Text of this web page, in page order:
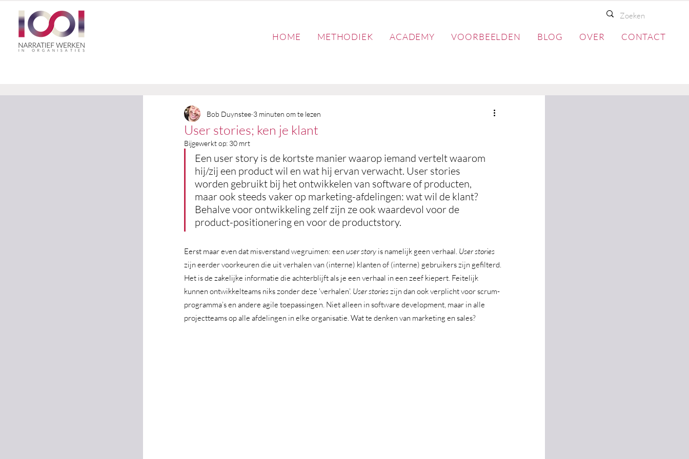
HOME METHODIEK ACADEMY VOORBEELDEN BLOG OVER CONTACT
User stories; ken je klant
Bob Duynstee 3 minuten om te lezen
Bijgewerkt op: 30 mrt
Een user story is de kortste manier waarop iemand vertelt waarom
hij/zij een product wil en wat hij ervan verwacht. User stories
worden gebruikt bij het ontwikkelen van software of producten,
maar ook steeds vaker op marketing-afdelingen: wat wil de klant?
Behalve voor ontwikkeling zelf zijn ze ook waardevol voor de
product-positionering en voor de productstory.
Eerst maar even dat misverstand wegruimen: een user story is namelijk geen verhaal. User stories
zijn eerder voorkeuren die uit verhalen van (interne) klanten of (interne) gebruikers zijn gefilterd.
Het is de zakelijke informatie die achterblijft als je een verhaal in een zeef kiepert. Feitelijk
kunnen ontwikkelteams niks zonder deze 'verhalen'. User stories zijn dan ook verplicht voor scrum-
programma’s en andere agile toepassingen. Niet alleen in software development, maar in alle
projectteams op alle afdelingen in elke organisatie. Wat te denken van marketing en sales?